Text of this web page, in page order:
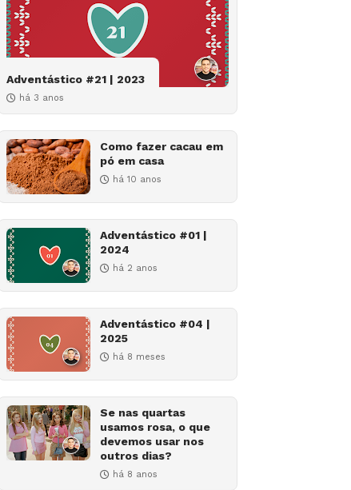
Adventástico #21 | 2023
há 3 anos
Como fazer cacau em
pó em casa
há 10 anos
Adventástico #01 |
2024
há 2 anos
Adventástico #04 |
2025
há 8 meses
Se nas quartas
usamos rosa, o que
devemos usar nos
outros dias?
há 8 anos